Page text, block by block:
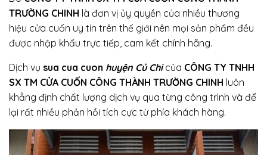
TRƯỜNG CHINH là đơn vị ủy quyền của nhiều thương
hiệu cửa cuốn uy tín trên thế giới nên mọi sản phẩm đều
được nhập khẩu trực tiếp, cam kết chính hãng.
Dịch vụ sua cua cuon huyện Củ Chi của CÔNG TY TNHH
SX TM CỬA CUỐN CÔNG THÀNH TRƯỜNG CHINH luôn
khẳng định chất lượng dịch vụ qua từng công trình và để
lại rất nhiều phản hồi tích cực từ phía khách hàng.